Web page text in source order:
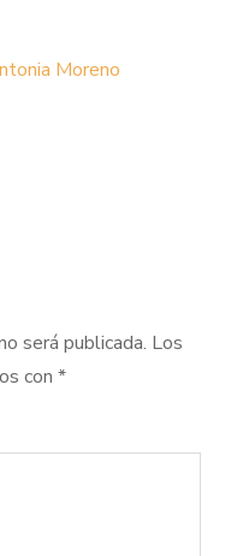
Moreno
será publicada. Los
con *